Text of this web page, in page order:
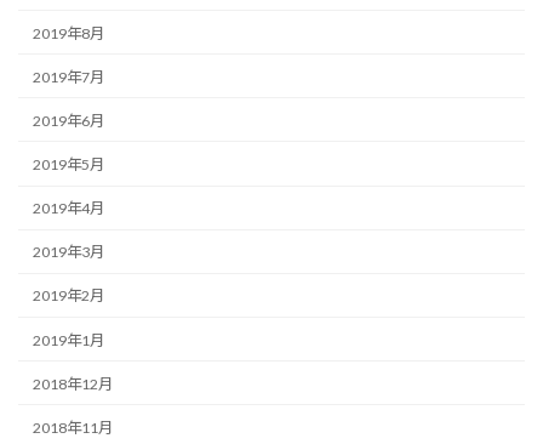
2019年8月
2019年7月
2019年6月
2019年5月
2019年4月
2019年3月
2019年2月
2019年1月
2018年12月
2018年11月